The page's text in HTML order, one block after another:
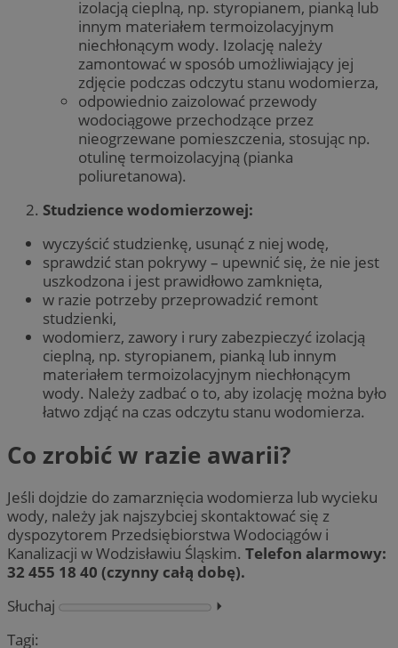
izolacją cieplną, np. styropianem, pianką lub
innym materiałem termoizolacyjnym
niechłonącym wody. Izolację należy
zamontować w sposób umożliwiający jej
zdjęcie podczas odczytu stanu wodomierza,
odpowiednio zaizolować przewody
wodociągowe przechodzące przez
nieogrzewane pomieszczenia, stosując np.
otulinę termoizolacyjną (pianka
poliuretanowa).
Studzience wodomierzowej:
wyczyścić studzienkę, usunąć z niej wodę,
sprawdzić stan pokrywy – upewnić się, że nie jest
uszkodzona i jest prawidłowo zamknięta,
w razie potrzeby przeprowadzić remont
studzienki,
wodomierz, zawory i rury zabezpieczyć izolacją
cieplną, np. styropianem, pianką lub innym
materiałem termoizolacyjnym niechłonącym
wody. Należy zadbać o to, aby izolację można było
łatwo zdjąć na czas odczytu stanu wodomierza.
Co zrobić w razie awarii?
Jeśli dojdzie do zamarznięcia wodomierza lub wycieku
wody, należy jak najszybciej skontaktować się z
dyspozytorem Przedsiębiorstwa Wodociągów i
Kanalizacji w Wodzisławiu Śląskim. Telefon alarmowy:
32 455 18 40 (czynny całą dobę).
Słuchaj
⏵︎
Tagi: